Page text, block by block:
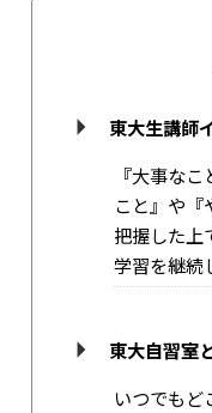
東大生講師
『大事な
こと』や『
把握した上
学習を継続
東大自習室
いつでもど